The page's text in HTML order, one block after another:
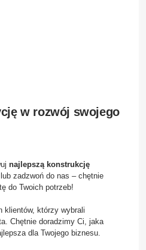
w rozwój swojego
najlepszą konstrukcję
zadzwoń do nas – chętnie
do Twoich potrzeb!
klientów, którzy wybrali
Chętnie doradzimy Ci, jaka
dla Twojego biznesu.